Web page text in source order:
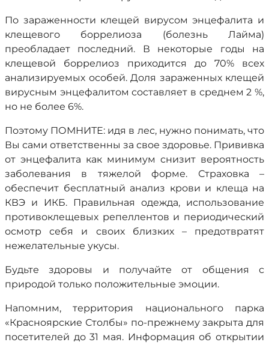
По зараженности клещей вирусом энцефалита и
клещевого боррелиоза (болезнь Лайма)
преобладает последний. В некоторые годы на
клещевой боррелиоз приходится до 70% всех
анализируемых особей. Доля зараженных клещей
вирусным энцефалитом составляет в среднем 2 %,
но не более 6%.
Поэтому ПОМНИТЕ: идя в лес, нужно понимать, что
Вы сами ответственны за свое здоровье. Прививка
от энцефалита как минимум снизит вероятность
заболевания в тяжелой форме. Страховка –
обеспечит бесплатный анализ крови и клеща на
КВЭ и ИКБ. Правильная одежда, использование
противоклещевых репеллентов и периодический
осмотр себя и своих близких – предотвратят
нежелательные укусы.
Будьте здоровы и получайте от общения с
природой только положительные эмоции.
Напомним, территория национального парка
«Красноярские Столбы» по-прежнему закрыта для
посетителей до 31 мая. Информация об открытии